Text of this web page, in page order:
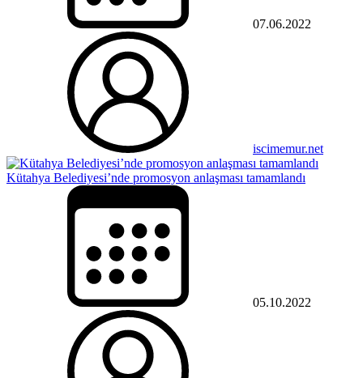
07.06.2022
iscimemur.net
Kütahya Belediyesi’nde promosyon anlaşması tamamlandı
05.10.2022